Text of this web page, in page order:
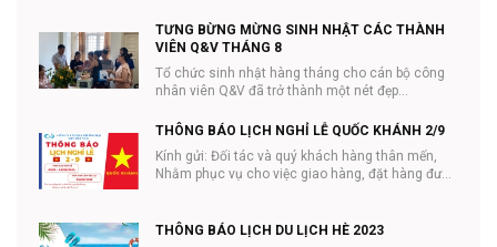
TƯNG BỪNG MỪNG SINH NHẬT CÁC THÀNH
VIÊN Q&V THÁNG 8
Tổ chức sinh nhật hàng tháng cho cán bộ công
nhân viên Q&V đã trở thành một nét đẹp...
THÔNG BÁO LỊCH NGHỈ LỄ QUỐC KHÁNH 2/9
Kính gửi: Đối tác và quý khách hàng thân mến,
Nhằm phục vụ cho việc giao hàng, đặt hàng được
THÔNG BÁO LỊCH DU LỊCH HÈ 2023